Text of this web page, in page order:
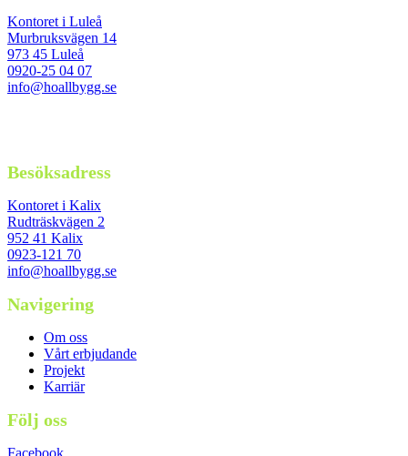
Kontoret i Luleå
Murbruksvägen 14
973 45 Luleå
0920-25 04 07
info@hoallbygg.se
Besöksadress
Kontoret i Kalix
Rudträskvägen 2
952 41 Kalix
0923-121 70
info@hoallbygg.se
Navigering
Om oss
Vårt erbjudande
Projekt
Karriär
Följ oss
Facebook